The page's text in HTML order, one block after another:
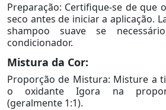
Preparação: Certifique-se de que
seco antes de iniciar a aplicação.
shampoo suave se
condicionador.
Mistura da Cor:
Proporção de Mistura: Misture a
o oxidante Igora na
(geralmente 1:1).